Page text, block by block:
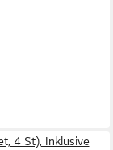
4 St), Inklusive